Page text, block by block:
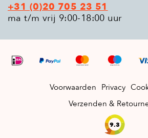
+31 (0)20 705 23 51
ma t/m vrij 9:00-18:00 uur
Voorwaarden Privacy
Verzenden &
9.3